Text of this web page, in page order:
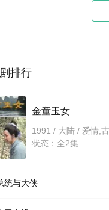
排行
金童玉女
1991 / 大陆 / 爱情,
状态：全2集
统与大侠